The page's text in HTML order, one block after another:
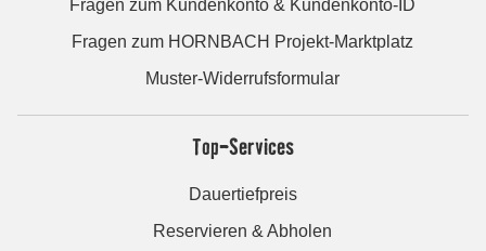
Fragen zum Kundenkonto & Kundenkonto-ID
Fragen zum HORNBACH Projekt-Marktplatz
Muster-Widerrufsformular
Top-Services
Dauertiefpreis
Reservieren & Abholen